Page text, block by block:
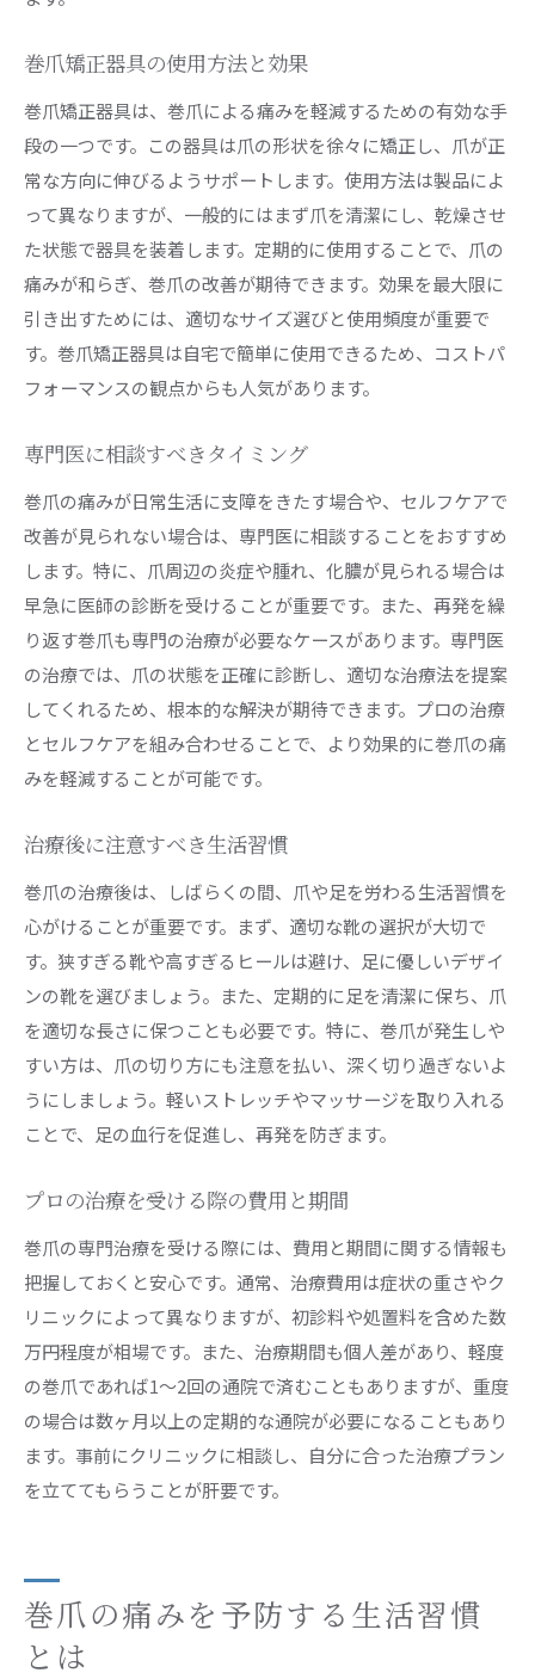
巻爪矯正器具の使用方法と効果
巻爪矯正器具は、巻爪による痛みを軽減するための有効な手
段の一つです。この器具は爪の形状を徐々に矯正し、爪が正
常な方向に伸びるようサポートします。使用方法は製品によ
って異なりますが、一般的にはまず爪を清潔にし、乾燥させ
た状態で器具を装着します。定期的に使用することで、爪の
痛みが和らぎ、巻爪の改善が期待できます。効果を最大限に
引き出すためには、適切なサイズ選びと使用頻度が重要で
す。巻爪矯正器具は自宅で簡単に使用できるため、コストパ
フォーマンスの観点からも人気があります。
専門医に相談すべきタイミング
巻爪の痛みが日常生活に支障をきたす場合や、セルフケアで
改善が見られない場合は、専門医に相談することをおすすめ
します。特に、爪周辺の炎症や腫れ、化膿が見られる場合は
早急に医師の診断を受けることが重要です。また、再発を繰
り返す巻爪も専門の治療が必要なケースがあります。専門医
の治療では、爪の状態を正確に診断し、適切な治療法を提案
してくれるため、根本的な解決が期待できます。プロの治療
とセルフケアを組み合わせることで、より効果的に巻爪の痛
みを軽減することが可能です。
治療後に注意すべき生活習慣
巻爪の治療後は、しばらくの間、爪や足を労わる生活習慣を
心がけることが重要です。まず、適切な靴の選択が大切で
す。狭すぎる靴や高すぎるヒールは避け、足に優しいデザイ
ンの靴を選びましょう。また、定期的に足を清潔に保ち、爪
を適切な長さに保つことも必要です。特に、巻爪が発生しや
すい方は、爪の切り方にも注意を払い、深く切り過ぎないよ
うにしましょう。軽いストレッチやマッサージを取り入れる
ことで、足の血行を促進し、再発を防ぎます。
プロの治療を受ける際の費用と期間
巻爪の専門治療を受ける際には、費用と期間に関する情報も
把握しておくと安心です。通常、治療費用は症状の重さやク
リニックによって異なりますが、初診料や処置料を含めた数
万円程度が相場です。また、治療期間も個人差があり、軽度
の巻爪であれば1～2回の通院で済むこともありますが、重度
の場合は数ヶ月以上の定期的な通院が必要になることもあり
ます。事前にクリニックに相談し、自分に合った治療プラン
を立ててもらうことが肝要です。
巻爪の痛みを予防する生活習慣
とは